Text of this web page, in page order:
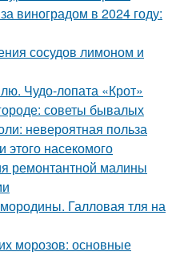
виноградом в 2024 году:
сосудов лимоном и
Чудо-лопата «Крот»
советы бывалых
невероятная польза
этого насекомого
ремонтантной малины
Галловая тля на
морозов: основные